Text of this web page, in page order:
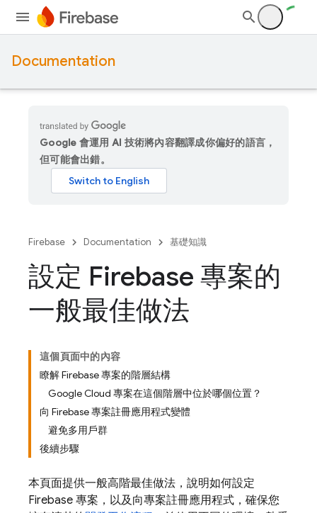
Documentation
Google 會運用 AI 技術將內容翻譯成你偏好的語言，
但可能會出錯。
Firebase Documentation 基礎知識
設定 Firebase 專案的
一般最佳做法
這個頁面中的內容
瞭解 Firebase 專案的階層結構
Google Cloud 專案在這個階層中位於哪個位置？
向 Firebase 專案註冊應用程式變體
避免多用戶群
後續步驟
本頁面提供一般高階最佳做法，說明如何設定
Firebase 專案，以及向專案註冊應用程式，確保您